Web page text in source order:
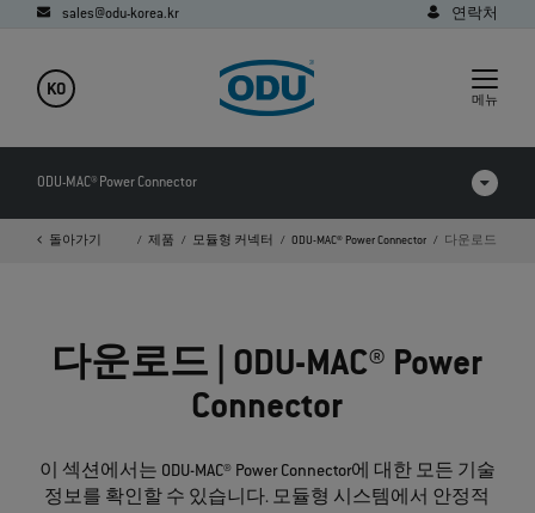
sales@odu-korea.kr 연락처
KO
메뉴
ODU-MAC® Power Connector
제품 비교
다운로드
돌아가기홈페이지 제품 모듈형 커넥터 ODU-MAC® Power Connector 다운로드
다운로드 | ODU-MAC® Power
Connector
이 섹션에서는 ODU-MAC® Power Connector에 대한 모든 기술
정보를 확인할 수 있습니다. 모듈형 시스템에서 안정적